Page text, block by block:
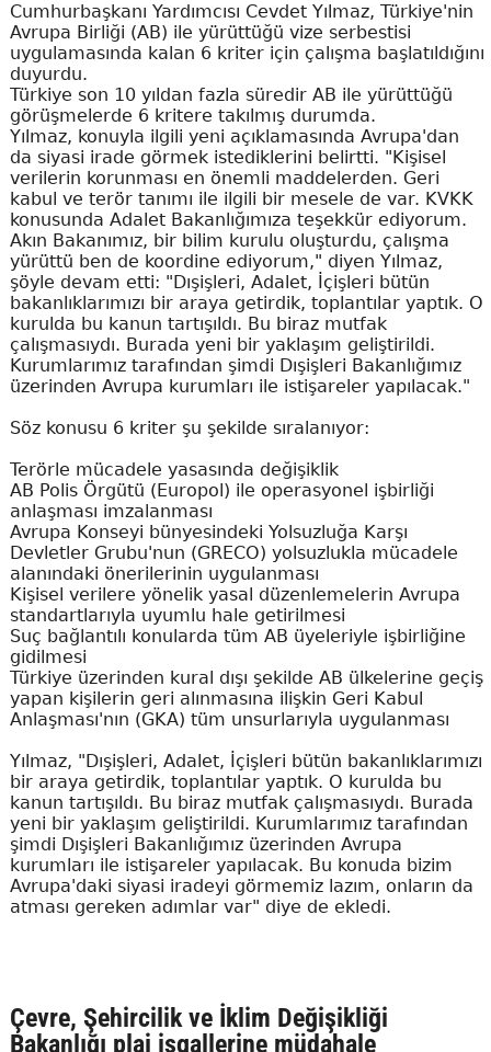
Cumhurbaşkanı Yardımcısı Cevdet Yılmaz, Türkiye'nin
Avrupa Birliği (AB) ile yürüttüğü vize serbestisi
uygulamasında kalan 6 kriter için çalışma başlatıldığını
duyurdu.
Türkiye son 10 yıldan fazla süredir AB ile yürüttüğü
görüşmelerde 6 kritere takılmış durumda.
Yılmaz, konuyla ilgili yeni açıklamasında Avrupa'dan
da siyasi irade görmek istediklerini belirtti. "Kişisel
verilerin korunması en önemli maddelerden. Geri
kabul ve terör tanımı ile ilgili bir mesele de var. KVKK
konusunda Adalet Bakanlığımıza teşekkür ediyorum.
Akın Bakanımız, bir bilim kurulu oluşturdu, çalışma
yürüttü ben de koordine ediyorum," diyen Yılmaz,
şöyle devam etti: "Dışişleri, Adalet, İçişleri bütün
bakanlıklarımızı bir araya getirdik, toplantılar yaptık. O
kurulda bu kanun tartışıldı. Bu biraz mutfak
çalışmasıydı. Burada yeni bir yaklaşım geliştirildi.
Kurumlarımız tarafından şimdi Dışişleri Bakanlığımız
üzerinden Avrupa kurumları ile istişareler yapılacak."
Söz konusu 6 kriter şu şekilde sıralanıyor:
Terörle mücadele yasasında değişiklik
AB Polis Örgütü (Europol) ile operasyonel işbirliği
anlaşması imzalanması
Avrupa Konseyi bünyesindeki Yolsuzluğa Karşı
Devletler Grubu'nun (GRECO) yolsuzlukla mücadele
alanındaki önerilerinin uygulanması
Kişisel verilere yönelik yasal düzenlemelerin Avrupa
standartlarıyla uyumlu hale getirilmesi
Suç bağlantılı konularda tüm AB üyeleriyle işbirliğine
gidilmesi
Türkiye üzerinden kural dışı şekilde AB ülkelerine geçiş
yapan kişilerin geri alınmasına ilişkin Geri Kabul
Anlaşması'nın (GKA) tüm unsurlarıyla uygulanması
Yılmaz, "Dışişleri, Adalet, İçişleri bütün bakanlıklarımızı
bir araya getirdik, toplantılar yaptık. O kurulda bu
kanun tartışıldı. Bu biraz mutfak çalışmasıydı. Burada
yeni bir yaklaşım geliştirildi. Kurumlarımız tarafından
şimdi Dışişleri Bakanlığımız üzerinden Avrupa
kurumları ile istişareler yapılacak. Bu konuda bizim
Avrupa'daki siyasi iradeyi görmemiz lazım, onların da
atması gereken adımlar var" diye de ekledi.
Çevre, Şehircilik ve İklim Değişikliği
Bakanlığı plaj işgallerine müdahale